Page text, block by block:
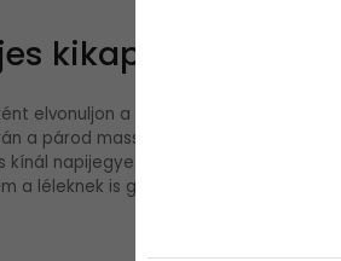
kikapcsolódás
elvonuljon a mindennapok zajától, és
a párod masszázsok, szaunák és
napijegyes belépést, így akár egy
a léleknek is gyógyír.